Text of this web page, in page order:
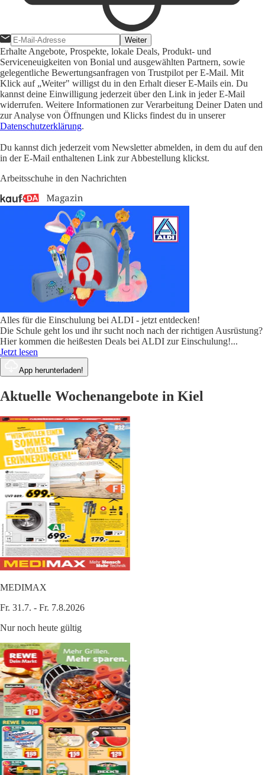
Weiter
Erhalte Angebote, Prospekte, lokale Deals, Produkt- und
Serviceneuigkeiten von Bonial und ausgewählten Partnern, sowie
gelegentliche Bewertungsanfragen von Trustpilot per E-Mail. Mit
Klick auf „Weiter" willigst du in den Erhalt dieser E-Mails ein. Du
kannst deine Einwilligung jederzeit über den Link in jeder E-Mail
widerrufen. Weitere Informationen zur Verarbeitung Deiner Daten und
zur Analyse von Öffnungen und Klicks findest du in unserer
Datenschutzerklärung.
Du kannst dich jederzeit vom Newsletter abmelden, in dem du auf den
in der E-Mail enthaltenen Link zur Abbestellung klickst.
Arbeitsschuhe in den Nachrichten
Alles für die Einschulung bei ALDI - jetzt entdecken!
Die Schule geht los und ihr sucht noch nach der richtigen Ausrüstung?
Hier kommen die heißesten Deals bei ALDI zur Einschulung!...
Jetzt lesen
App herunterladen!
Aktuelle Wochenangebote in Kiel
MEDIMAX
Fr. 31.7. - Fr. 7.8.2026
Nur noch heute gültig